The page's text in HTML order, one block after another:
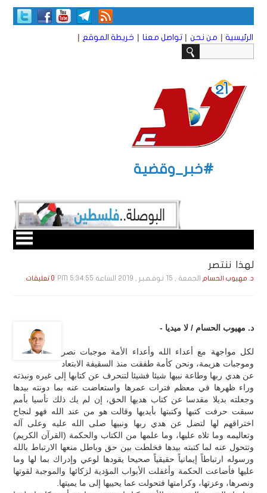
الرئيسية | من نحن | تواصل معنا | خريطة الموقع |
#خبر_وقضية
لهذا ننتصر
د. مهيوب الحسام الجمعة , 15 نـوفـمـبـر , 2019 الساعة 5:34:55 PM 0 تعليقات
د. مهيوب الحسام / لا ميديا -
لكل مواجهة مع أعداء الله وأعداء الأمة موجبات نصر
وموجبات هزيمة، ونحن كأمة طفقت منذ السقيفة الابتعاد
عن هدي ربها وطاعة نبيها شيئا فشيئا لتنحرف عن كتابها إلى غيره ونبذته
وراء ظهرها في معظم فترات عمرها واستعاضت عنه بما دونته بيدها
وجعلته بديلا مقدسا عن كتاب هديها الحق، إن لم يك ذلك تأسيا بأمم
سبقت حرفت كتبها وكتبتها بأيديها وقالت هو من عند الله فهو لنجاح
اختراقهم لها لتضل عن هدي ربها ونبيها صلى الله عليه وعلى آله
وتعاليمه وما تلاه عليها، وما علمها من الكتاب والحكمة (القرآن الكريم)
وتتحول عنه لما كتبته بيدها فخلطت بين حق وباطل منعها الارتباط بالله
ورسوله ارتباطاً إيمانياً حقيقياً صحيحا يقودها لوعي وإدراك بما لها وما
عليها فأضاعت الحكمة وأغفلت الأبواب المؤدية لزكائها والموجبة لقوتها
ونصرها، وعزتها، وكرامتها فتحولت عما يحييها إلى ما يميتها.